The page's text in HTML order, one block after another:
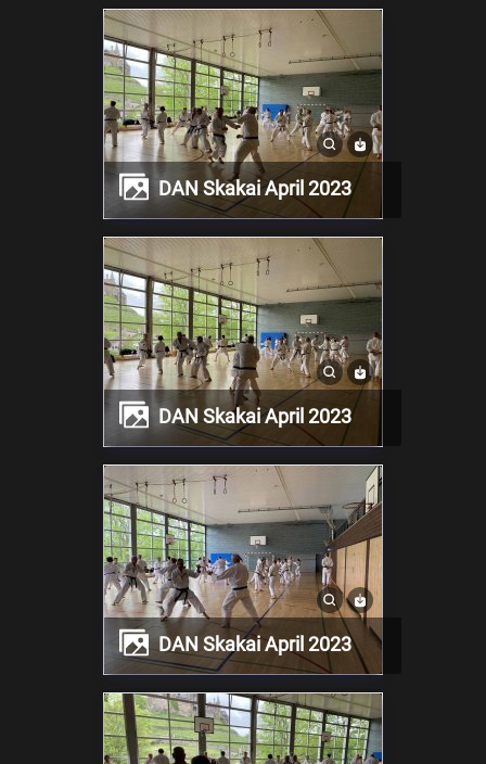
DAN Skakai April 2023
DAN Skakai April 2023
DAN Skakai April 2023